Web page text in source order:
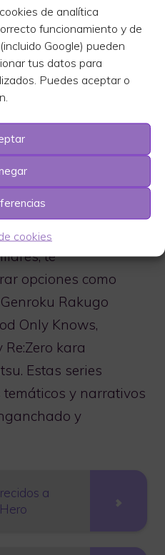
de analítica
funcionamiento y de
(incluido Google) pueden
tus datos para
Puedes aceptar o
cookies
a un
que tiene la
vida cada vez que
enfrentar numerosos
intrigante y
la atención
género. Si estás
te
opciones como
Rakugo
Only Knows,
kara
Estas series
y narrativos
y
a